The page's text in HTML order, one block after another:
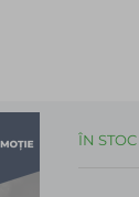
ÎN STOC